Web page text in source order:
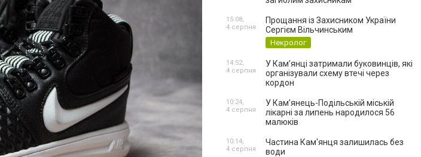
Прощання із Захисником України
Сергієм Вільчинським
Некролог
15:08,
4 серпня
У Кам’янці затримали буковинців, які
організували схему втечі через
кордон
14:52,
4 серпня
У Кам’янець-Подільській міській
лікарні за липень народилося 56
малюків
10:24,
4 серпня
Частина Кам'янця залишилась без
води
10:14,
4 серпня